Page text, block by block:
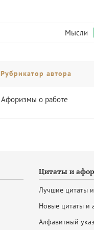
Мысли
Рубрикатор автора
Афоризмы о работе
Цитаты и
Лучшие цитаты
Новые цитаты и
Алфавитный